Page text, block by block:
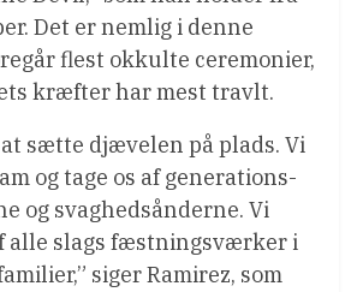
Det er nemlig i denne
flest okkulte ceremonier,
kræfter har mest travlt.
sætte djævelen på plads. Vi
og tage os af generations-
og svaghedsånderne. Vi
alle slags fæstningsværker i
siger Ramirez, som